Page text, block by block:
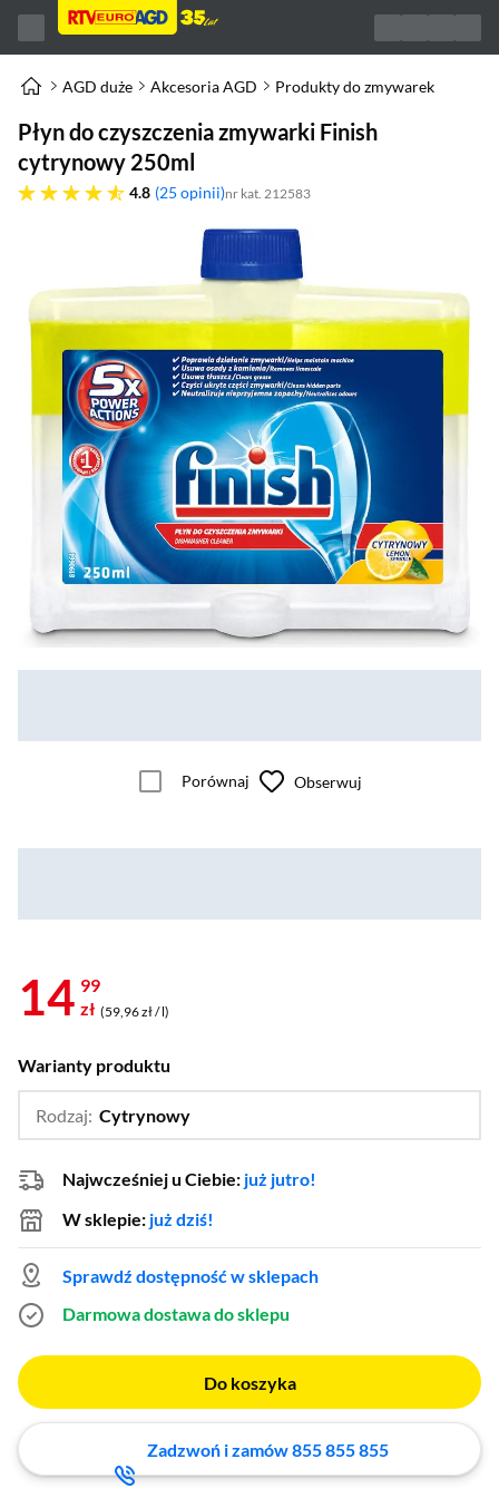
AGD duże Akcesoria AGD Produkty do zmywarek
Płyn do czyszczenia zmywarki Finish
cytrynowy 250ml
4.8
4.8 gwiazdek 25 opinii nr kat. 212583
Porównaj Obserwuj
14 99
zł (59,96 zł / l)
Warianty produktu
Rodzaj: Cytrynowy
Najwcześniej u Ciebie: już jutro!
W sklepie: już dziś!
Sprawdź dostępność w sklepach
Darmowa dostawa do sklepu
Do koszyka
Zadzwoń i zamów 855 855 855